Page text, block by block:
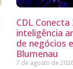
CDL
inteligência
de negócios
Blumenau
7 de agosto de